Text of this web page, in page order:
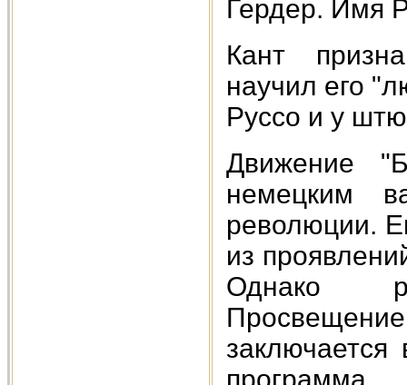
Гердер. Имя
Кант
научил его
Руссо и у
Движение
немецким
революции.
из
Однако